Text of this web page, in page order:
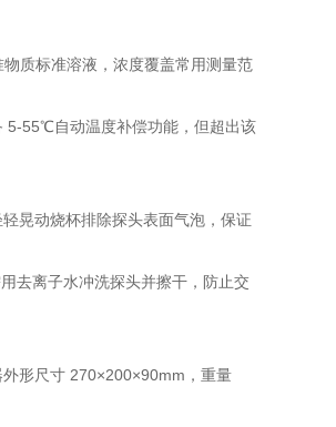
质标准溶液，浓度覆盖常用测量范
5-55℃自动温度补偿功能，但超出该
晃动烧杯排除探头表面气泡，保证
去离子水冲洗探头并擦干，防止交
形尺寸 270×200×90mm，重量